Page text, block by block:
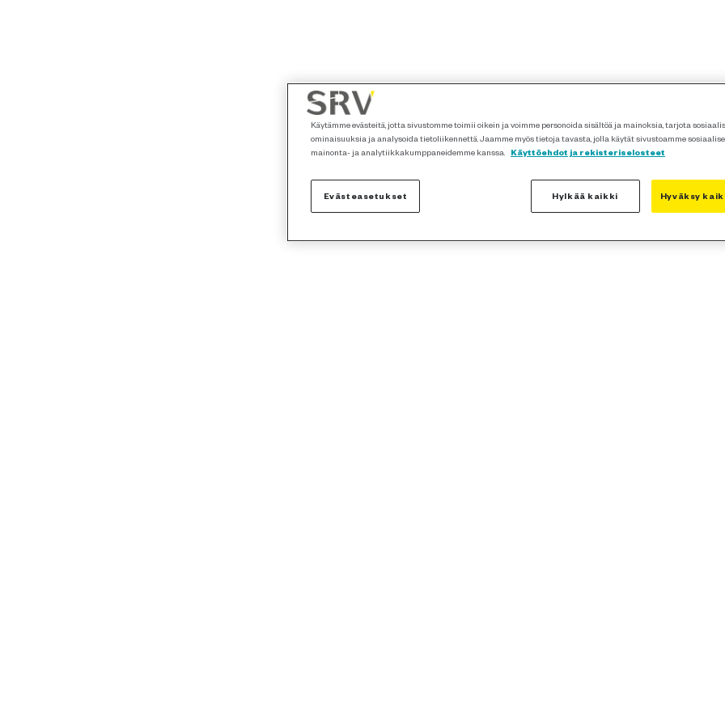
Käytämme evästeitä, jotta sivustomme toimii oikein ja voimme personoida sisältöä ja mainoksia, tarjota
ominaisuuksia ja analysoida tietoliikennettä. Jaamme myös tietoja tavasta, jolla käytät sivustoamme
mainonta- ja analytiikkakumppaneidemme kanssa.
Käyttöehdot ja rekisteriselosteet
Evästeasetukset Hylkää kaikki Hyväksy